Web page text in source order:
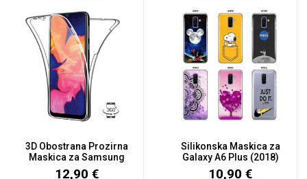
3D Obostrana Prozirna
Maskica za Samsung
Galax...
12,90 €
Silikonska Maskica za
Galaxy A6 Plus (2018)
-...
10,90 €